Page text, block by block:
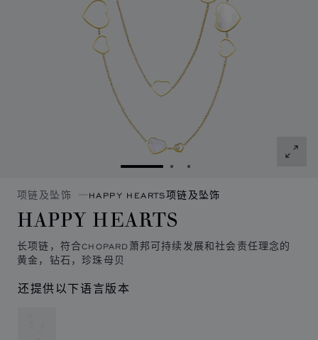
转到幻灯片 1转到幻灯片 2
转到幻灯片 3
项链及坠饰 HAPPY HEARTS项链及坠饰
HAPPY HEARTS
长项链，符合CHOPARD萧邦可持续发展和社会责任理念的
黄金，钻石，珍珠母贝
还提供以下语言版本